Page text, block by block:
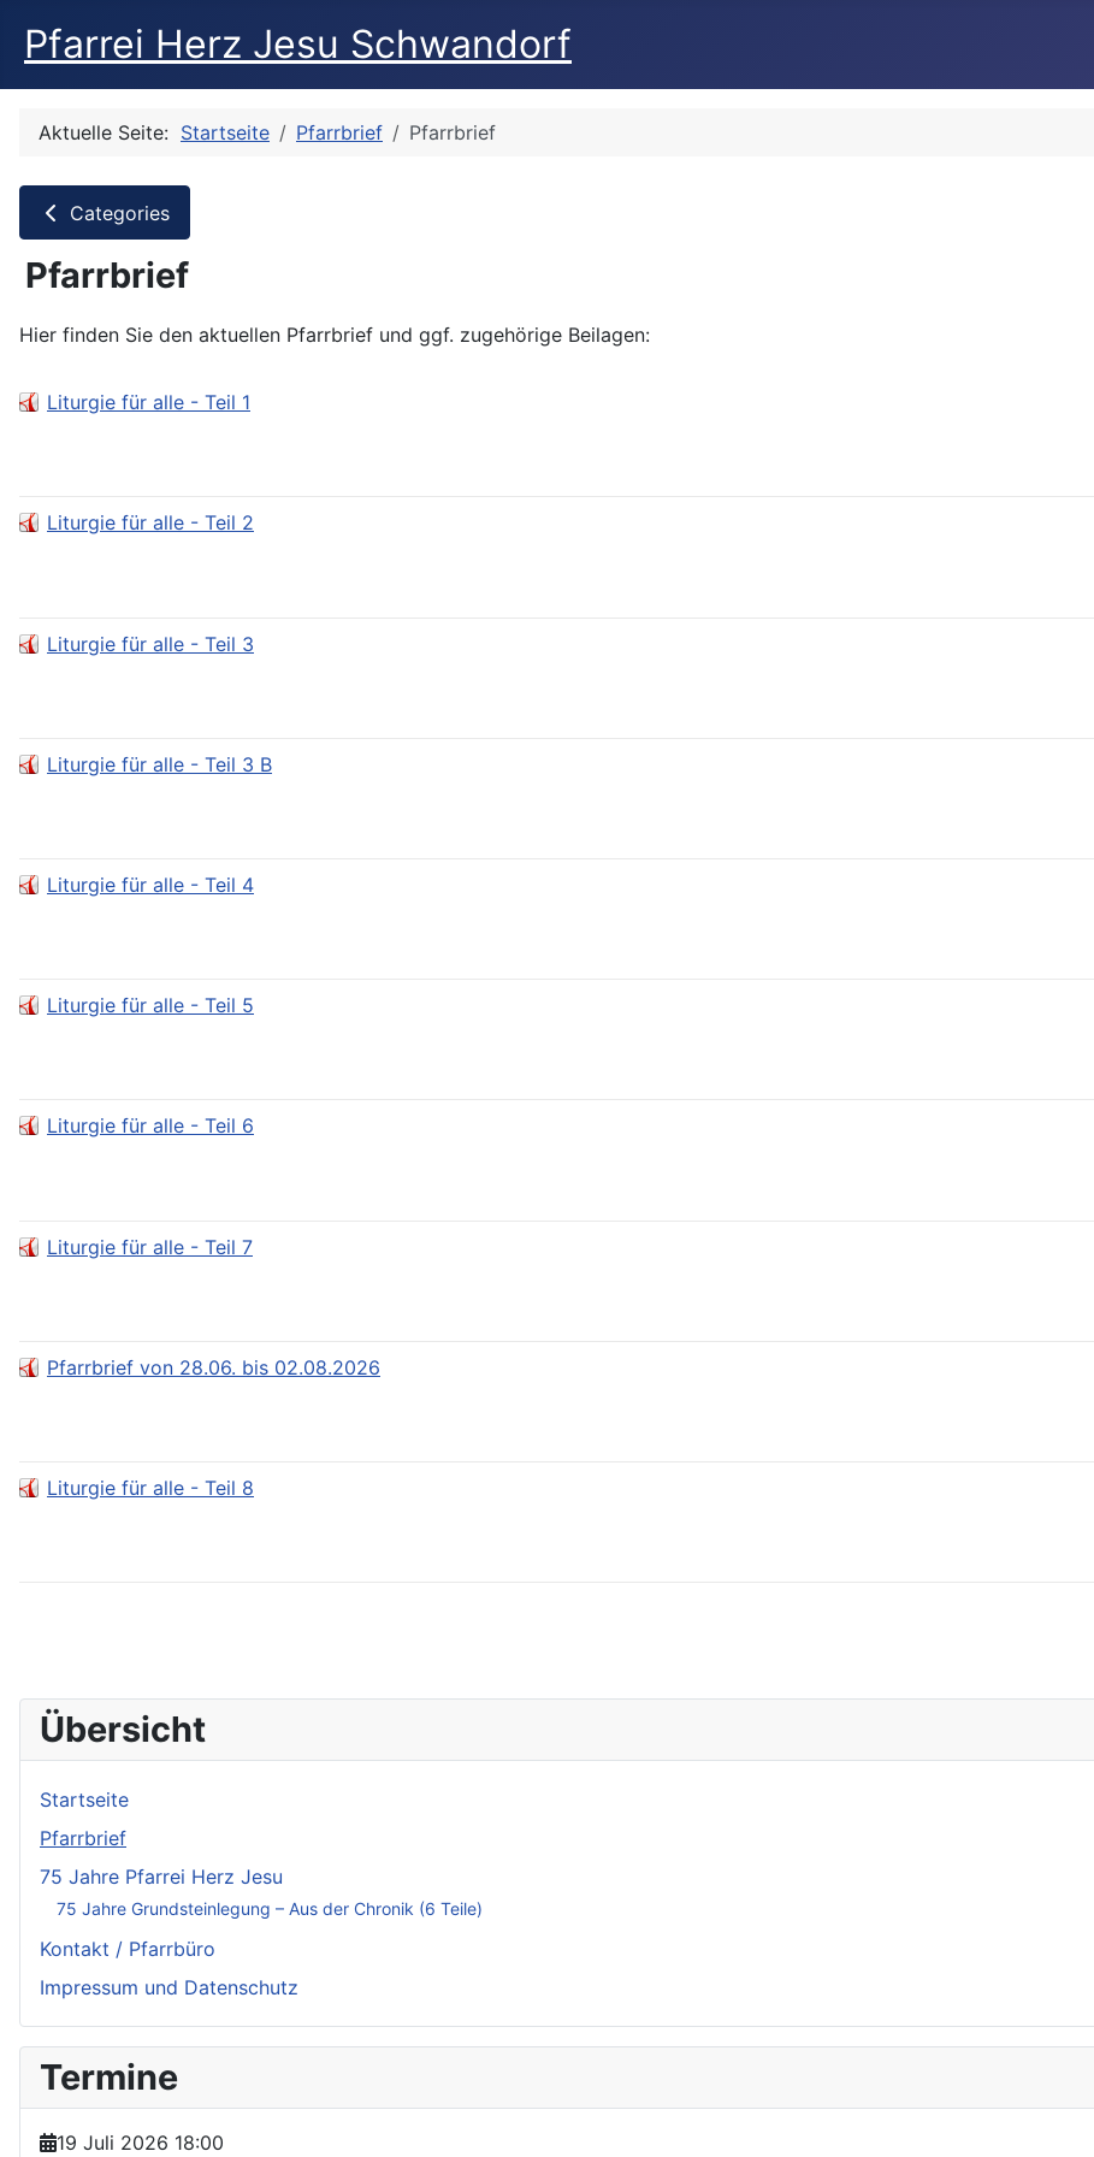
Pfarrei Herz Jesu Schwandorf
Aktuelle Seite: Startseite Pfarrbrief Pfarrbrief
Categories
Pfarrbrief
Hier finden Sie den aktuellen Pfarrbrief und ggf. zugehörige Beilagen:
Liturgie für alle - Teil 1
Liturgie für alle - Teil 2
Liturgie für alle - Teil 3
Liturgie für alle - Teil 3 B
Liturgie für alle - Teil 4
Liturgie für alle - Teil 5
Liturgie für alle - Teil 6
Liturgie für alle - Teil 7
Pfarrbrief von 28.06. bis 02.08.2026
Liturgie für alle - Teil 8
Übersicht
Startseite
Pfarrbrief
75 Jahre Pfarrei Herz Jesu
75 Jahre Grundsteinlegung – Aus der Chronik (6 Teile)
Kontakt / Pfarrbüro
Impressum und Datenschutz
Termine
19 Juli 2026 18:00